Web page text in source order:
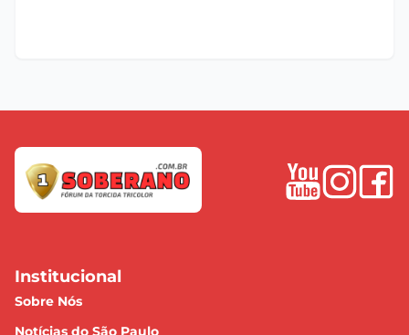
Institucional
Sobre Nós
Notícias do São Paulo